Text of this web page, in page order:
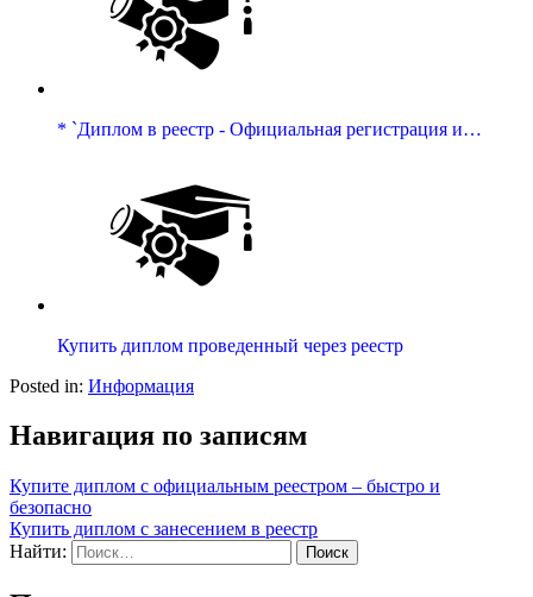
* `Диплом в реестр - Официальная регистрация и…
Купить диплом проведенный через реестр
Posted in: Информация
Навигация по записям
Купите диплом с официальным реестром – быстро и
безопасно
Купить диплом с занесением в реестр
Найти: